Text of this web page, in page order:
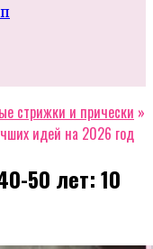
стрижки и прически »
идей на 2026 год
50 лет: 10